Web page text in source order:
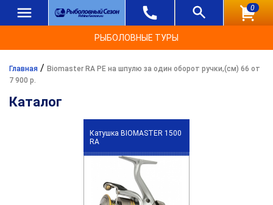
0
РЫБОЛОВНЫЕ ТУРЫ
Главная / Biomaster RA PE на шпулю за один оборот ручки,(см) 66 от
7 900 р.
Каталог
Катушка BIOMASTER 1500
RA